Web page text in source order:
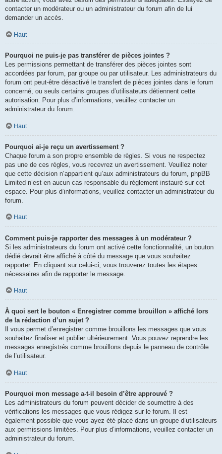
contacter un modérateur ou un administrateur du forum afin de lui
demander un accès.
Haut
Pourquoi ne puis-je pas transférer de pièces jointes ?
Les permissions permettant de transférer des pièces jointes sont
accordées par forum, par groupe ou par utilisateur. Les administrateurs du
forum ont peut-être désactivé le transfert de pièces jointes dans le forum
concerné, ou seuls certains groupes d’utilisateurs détiennent cette
autorisation. Pour plus d’informations, veuillez contacter un
administrateur du forum.
Haut
Pourquoi ai-je reçu un avertissement ?
Chaque forum a son propre ensemble de règles. Si vous ne respectez
pas une de ces règles, vous recevrez un avertissement. Veuillez noter
que cette décision n’appartient qu’aux administrateurs du forum, phpBB
Limited n’est en aucun cas responsable du règlement instauré sur cet
espace. Pour plus d’informations, veuillez contacter un administrateur du
forum.
Haut
Comment puis-je rapporter des messages à un modérateur ?
Si les administrateurs du forum ont activé cette fonctionnalité, un bouton
dédié devrait être affiché à côté du message que vous souhaitez
rapporter. En cliquant sur celui-ci, vous trouverez toutes les étapes
nécessaires afin de rapporter le message.
Haut
À quoi sert le bouton « Enregistrer comme brouillon » affiché lors
de la rédaction d’un sujet ?
Il vous permet d’enregistrer comme brouillons les messages que vous
souhaitez finaliser et publier ultérieurement. Vous pouvez reprendre les
messages enregistrés comme brouillons depuis le panneau de contrôle
de l’utilisateur.
Haut
Pourquoi mon message a-t-il besoin d’être approuvé ?
Les administrateurs du forum peuvent décider de soumettre à des
vérifications les messages que vous rédigez sur le forum. Il est
également possible que vous ayez été placé dans un groupe d’utilisateurs
aux permissions limitées. Pour plus d’informations, veuillez contacter un
administrateur du forum.